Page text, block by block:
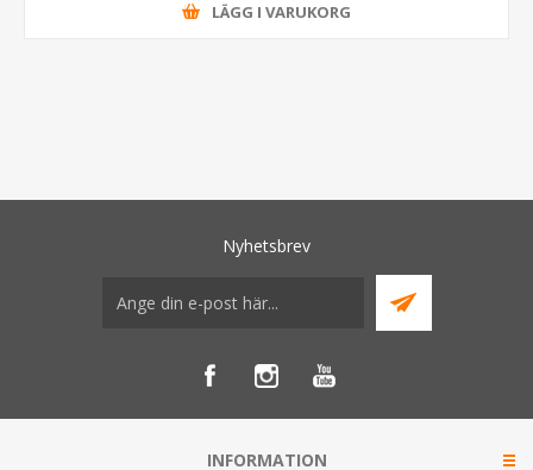
LÄGG I VARUKORG
Nyhetsbrev
INFORMATION